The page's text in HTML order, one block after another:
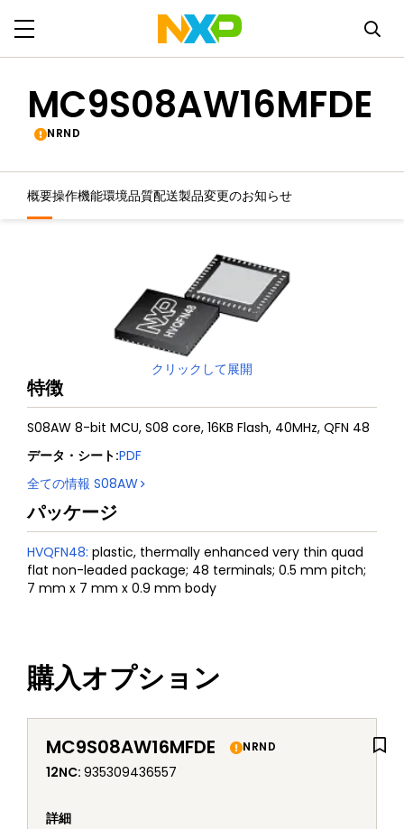
MC9S08AW16MFDE
NRND
概要操作機能環境品質配送製品変更のお知らせ
クリックして展開
特徴
S08AW 8-bit MCU, S08 core, 16KB Flash, 40MHz, QFN 48
データ・シート:PDF
全ての情報 S08AW
パッケージ
HVQFN48: plastic, thermally enhanced very thin quad
flat non-leaded package; 48 terminals; 0.5 mm pitch;
7 mm x 7 mm x 0.9 mm body
購入オプション
MC9S08AW16MFDE NRND
12NC: 935309436557
詳細